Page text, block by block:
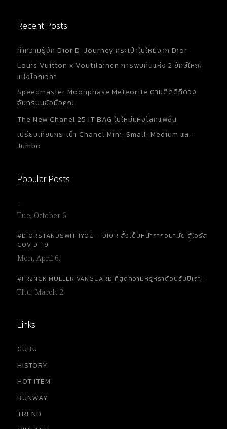
Recent Posts
ทำความรู้จัก Dior D-Journey กระเป๋าใบใหม่จาก Dior
Louis Vuitton x Voutilainen การพบกันแห่ง 2 ยักษ์ใหญ่
แห่งโลกเวลา
Speedmaster Moonphase Meteorite ตามติดดิถีดวง
จันทร์บนข้อมือคุณ
The New Chanel 25 IT BAG ใบใหม่แห่งโลกแฟชั่น
เปรียบเทียบกระเป๋า Chanel Mini, Small, Medium และ
Jumbo
Popular Posts
…
Tue, October 6.
#DIORSTANDSWITHYOU – DIOR สั่งเย็บหน้ากากอนามัย สู้ไวรัส
COVID-19
Mon, April 6.
#FR2NCK MULLER VANGUARD ที่สุดความหรูหราต้อนรับปีเถาะ
Thu, March 2.
Links
GURU
HISTORY
HOT ITEM
RUNWAY
TREND